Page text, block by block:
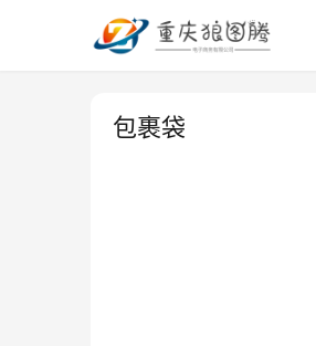
包裹袋